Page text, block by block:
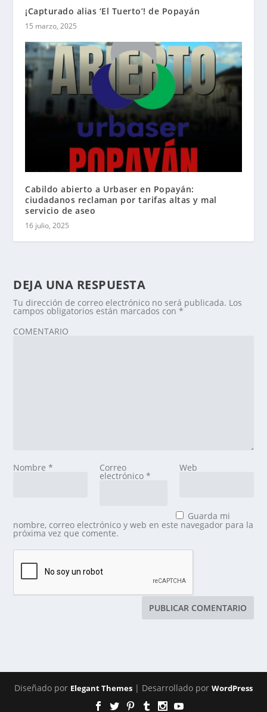
¡Capturado alias ‘El Tuerto’! de Popayán
15 marzo, 2025
Cabildo abierto a Urbaser en Popayán:
ciudadanos reclaman por tarifas altas y mal
servicio de aseo
16 julio, 2025
DEJA UNA RESPUESTA
Tu dirección de correo electrónico no será publicada. Los
campos obligatorios están marcados con*
COMENTARIO
Nombre* Correo
electrónico *
Web
Guarda mi
nombre, correo electrónico y web en este navegador para la
próxima vez que comente.
Diseñado por Elegant Themes | Desarrollado por WordPress